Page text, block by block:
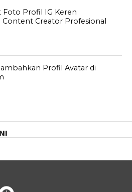
Foto Profil IG Keren
Content Creator Profesional
Profil Avatar di